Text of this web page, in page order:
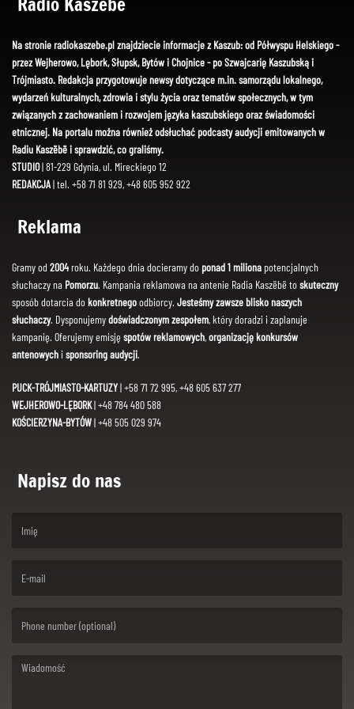
Na stronie radiokaszebe.pl znajdziecie informacje z Kaszub: od Półwyspu Helskiego -
przez Wejherowo, Lębork, Słupsk, Bytów i Chojnice - po Szwajcarię Kaszubską i
Trójmiasto. Redakcja przygotowuje newsy dotyczące m.in. samorządu lokalnego,
wydarzeń kulturalnych, zdrowia i stylu życia oraz tematów społecznych, w tym
związanych z zachowaniem i rozwojem języka kaszubskiego oraz świadomości
etnicznej. Na portalu można również odsłuchać podcasty audycji emitowanych w
Radiu Kaszëbë i sprawdzić, co graliśmy.
STUDIO| 81-229 Gdynia, ul. Mireckiego 12
REDAKCJA| tel. +58 71 81 929, +48 605 952 922
Reklama
Gramy od 2004roku. Każdego dnia docieramy do ponad 1 miliona potencjalnych
słuchaczy na Pomorzu. Kampania reklamowa na antenie Radia Kaszëbë toskuteczny
sposób dotarcia dokonkretnegoodbiorcy. Jesteśmy zawsze blisko naszych
słuchaczy. Dysponujemydoświadczonym zespołem, który doradzi i zaplanuje
kampanię. Oferujemy emisję spotów reklamowych,organizację konkursów
antenowychi sponsoring audycji.
PUCK-TRÓJMIASTO-KARTUZY| +58 71 72 995, +48 605 637 277
WEJHEROWO-LĘBORK| +48 784 480 588
KOŚCIERZYNA-BYTÓW| +48 505 029 974
Napisz do nas